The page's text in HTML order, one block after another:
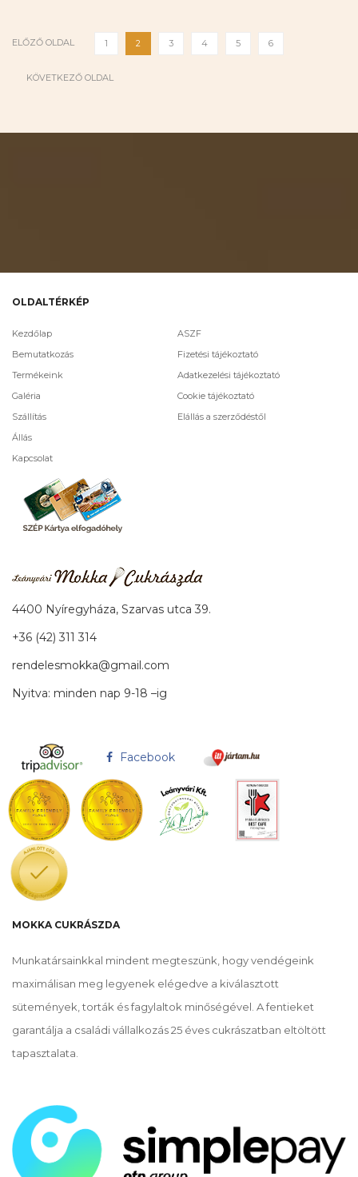
ELŐZŐ OLDAL 1 2 3 4 5 6
KÖVETKEZŐ OLDAL
OLDALTÉRKÉP
Kezdőlap
Bemutatkozás
Termékeink
Galéria
Szállítás
Állás
Kapcsolat
ASZF
Fizetési tájékoztató
Adatkezelési tájékoztató
Cookie tájékoztató
Elállás a szerződéstől
4400 Nyíregyháza, Szarvas utca 39.
+36 (42) 311 314
rendelesmokka@gmail.com
Nyitva: minden nap 9-18 –ig
Facebook
MOKKA CUKRÁSZDA
Munkatársainkkal mindent megteszünk, hogy vendégeink
maximálisan meg legyenek elégedve a kiválasztott
sütemények, torták és fagylaltok minőségével. A fentieket
garantálja a családi vállalkozás 25 éves cukrászatban eltöltött
tapasztalata.